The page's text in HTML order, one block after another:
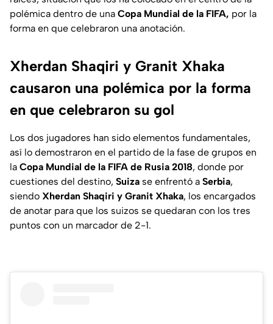
polémica dentro de una Copa Mundial de la FIFA, por la
forma en que celebraron una anotación.
Xherdan Shaqiri y Granit Xhaka
causaron una polémica por la forma
en que celebraron su gol
Los dos jugadores han sido elementos fundamentales,
así lo demostraron en el partido de la fase de grupos en
la Copa Mundial de la FIFA de Rusia 2018, donde por
cuestiones del destino, Suiza se enfrentó a Serbia,
siendo Xherdan Shaqiri y Granit Xhaka, los encargados
de anotar para que los suizos se quedaran con los tres
puntos con un marcador de 2-1.